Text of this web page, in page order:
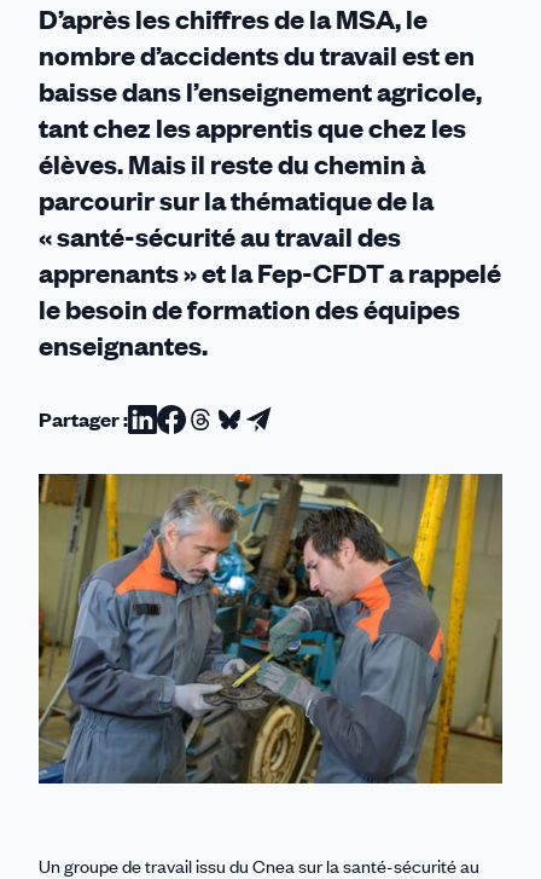
D’après les chiffres de la MSA, le
nombre d’accidents du travail est en
baisse dans l’enseignement agricole,
tant chez les apprentis que chez les
élèves. Mais il reste du chemin à
parcourir sur la thématique de la
« santé-sécurité au travail des
apprenants » et la Fep-CFDT a rappelé
le besoin de formation des équipes
enseignantes.
Partager :Partager
sur
Linkedin
Partager
sur
Facebook
Partager
sur
Threads
Partager
sur
Bluesky
Partager
par
email
Un groupe de travail issu du Cnea sur la santé-sécurité au